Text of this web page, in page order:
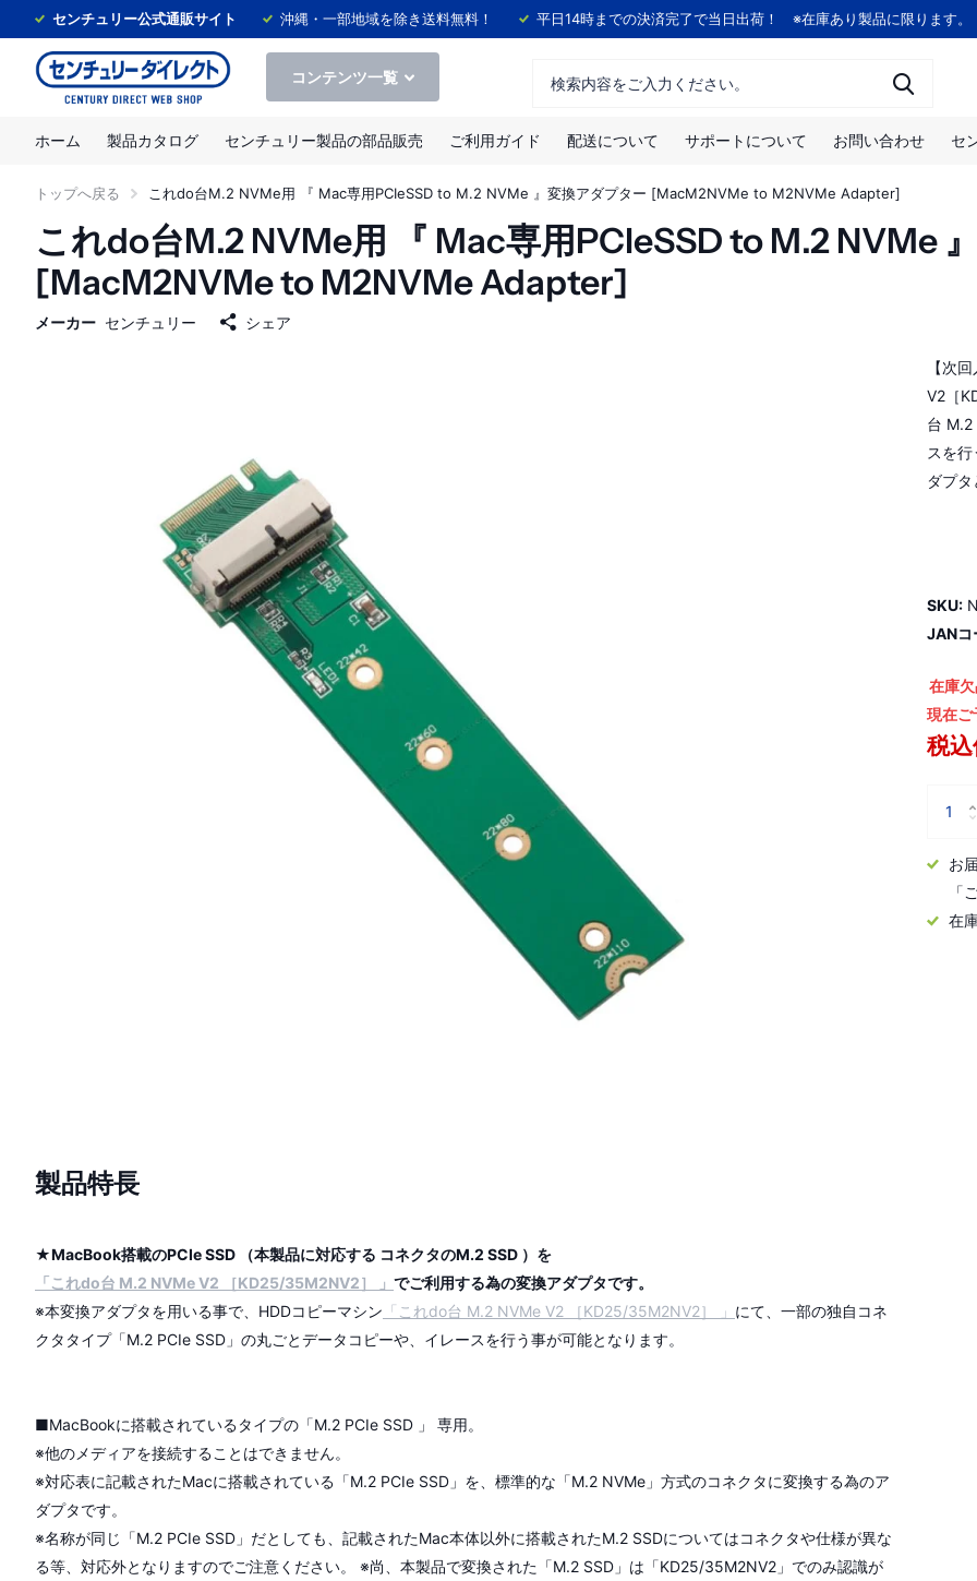
センチュリー公式通販サイト 沖縄・一部地域を除き送料無料！ 平日14時までの決済完了で当日出荷！ ※在庫あり製品に限ります。
コンテンツ一覧
ホーム 製品カタログ センチュリー製品の部品販売 ご利用ガイド 配送について サポートについて お問い合わせ セ
トップへ戻る これdo台M.2 NVMe用 『 Mac専用PCIeSSD to M.2 NVMe 』変換アダプター [MacM2NVMe to M2NVMe Adapter]
これdo台M.2 NVMe用 『 Mac専用PCIeSSD to M.2 NVMe
[MacM2NVMe to M2NVMe Adapter]
メーカー センチュリー シェア
製品特長
★MacBook搭載のPCIe SSD （本製品に対応する コネクタのM.2 SSD ）を
「これdo台 M.2 NVMe V2 ［KD25/35M2NV2］ 」 でご利用する為の変換アダプタです。
※本変換アダプタを用いる事で、HDDコピーマシン 「これdo台 M.2 NVMe V2 ［KD25/35M2NV2］ 」 にて、一部の独自コネ
クタタイプ「M.2 PCIe SSD」の丸ごとデータコピーや、イレースを行う事が可能となります。
■MacBookに搭載されているタイプの「M.2 PCIe SSD 」 専用。
※他のメディアを接続することはできません。
※対応表に記載されたMacに搭載されている「M.2 PCIe SSD」を、標準的な「M.2 NVMe」方式のコネクタに変換する為のア
ダプタです。
※名称が同じ「M.2 PCIe SSD」だとしても、記載されたMac本体以外に搭載されたM.2 SSDについてはコネクタや仕様が異な
る等、対応外となりますのでご注意ください。 ※尚、本製品で変換された「M.2 SSD」は「KD25/35M2NV2」でのみ認識が
【次
V2［
台
スを
ダプ
SKU:
JANコ
在庫
現在ご
税
お
「
在